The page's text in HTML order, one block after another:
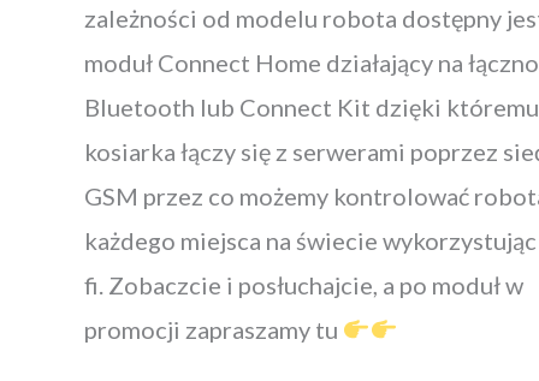
zależności od modelu robota dostępny
moduł Connect Home działający na
Bluetooth lub Connect Kit dzięki któremu
kosiarka łączy się z serwerami poprzez
GSM przez co możemy kontrolować
każdego miejsca na świecie
fi. Zobaczcie i posłuchajcie, a po moduł w
promocji zapraszamy tu